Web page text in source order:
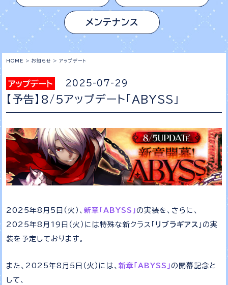
メンテナンス
HOME > お知らせ > アップデート
2025-07-29
【予告】8/5アップデート「ABYSS」
2025年8月5日（火）、 新章「ABYSS」 の実装を、さらに、
2025年8月19日（火）には特殊な新クラス「 リブラギアス 」の実
装を予定しております。
また、2025年8月5日（火）には、 新章「ABYSS」の開幕記念と
して、